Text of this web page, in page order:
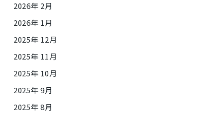
2026年 2月
2026年 1月
2025年 12月
2025年 11月
2025年 10月
2025年 9月
2025年 8月